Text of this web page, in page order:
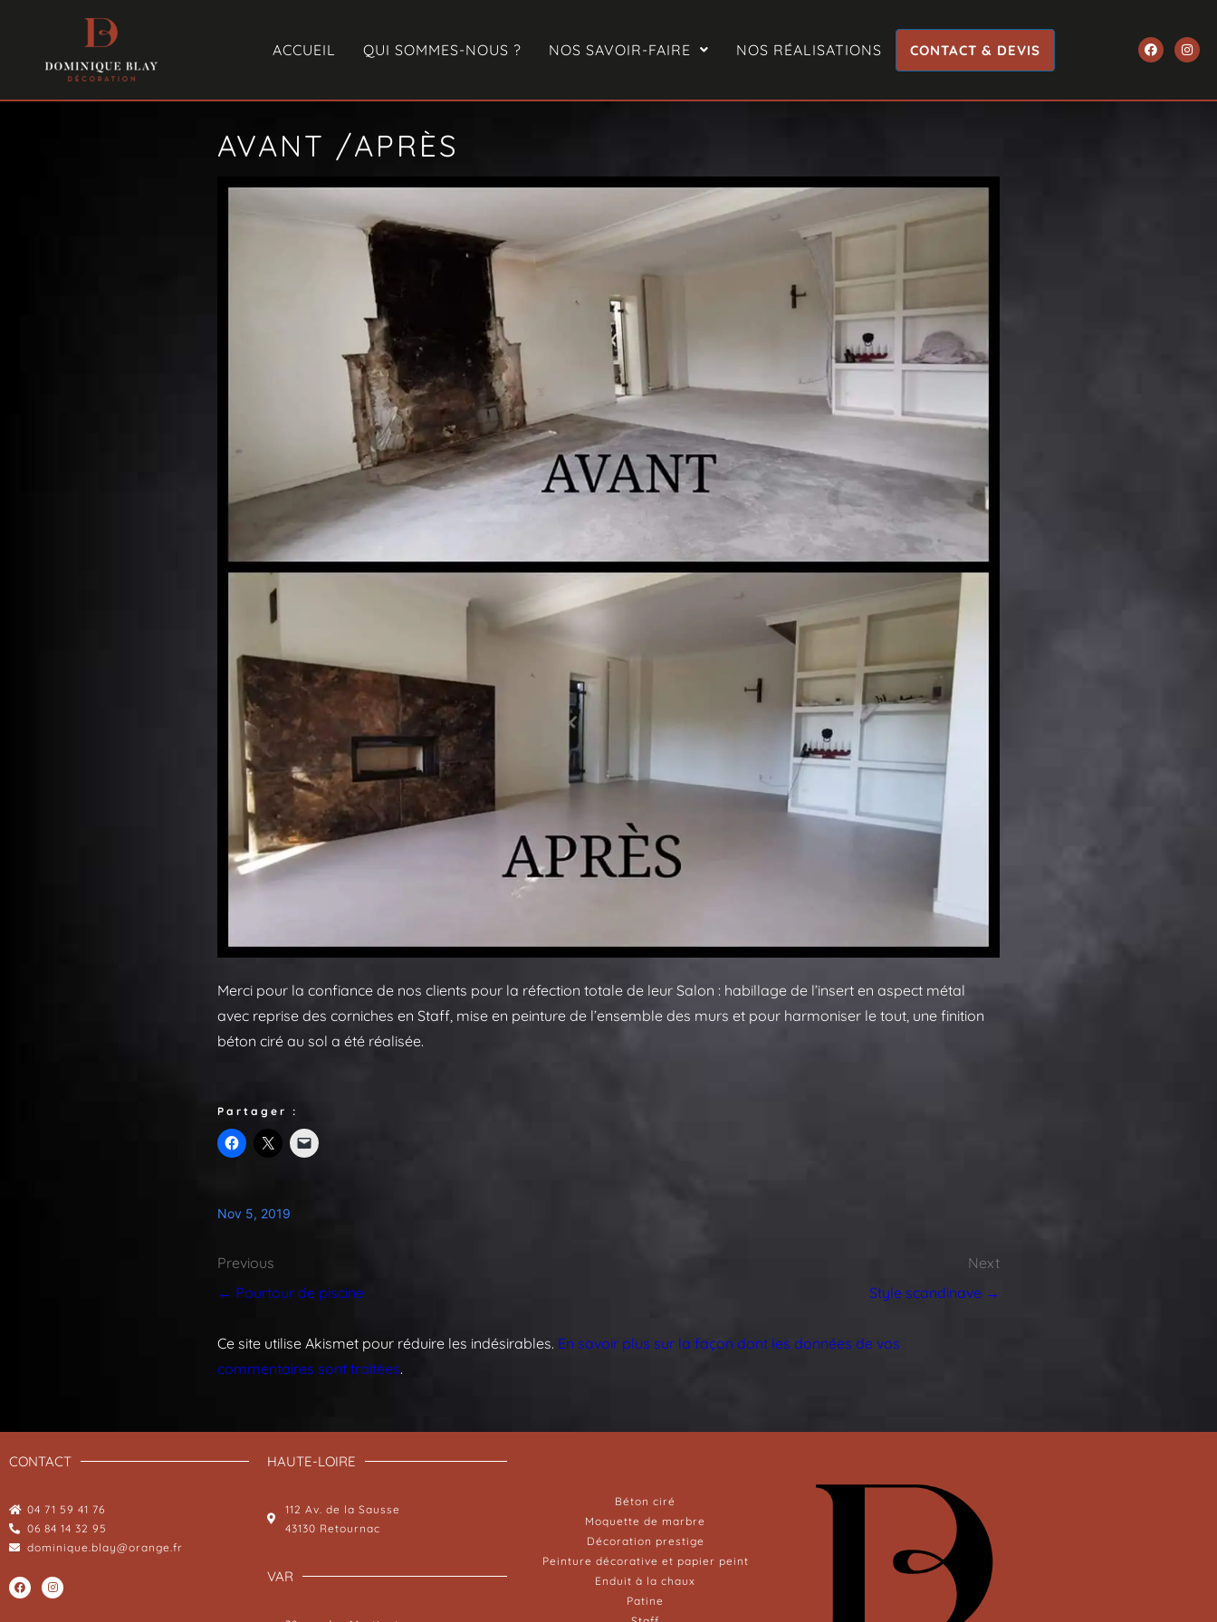
ACCUEIL QUI SOMMES-NOUS ? NOS SAVOIR-FAIRE NOS RÉALISATIONS CONTACT & DEVIS
AVANT /APRÈS
Merci pour la confiance de nos clients pour la réfection totale de leur Salon : habillage de l’insert en aspect métal
avec reprise des corniches en Staff, mise en peinture de l’ensemble des murs et pour harmoniser le tout, une finition
béton ciré au sol a été réalisée.
Partager :
Nov 5, 2019
Previous
← Pourtour de piscine
Next
Style scandinave →
Ce site utilise Akismet pour réduire les indésirables. En savoir plus sur la façon dont les données de vos
commentaires sont traitées.
CONTACT
04 71 59 41 76
06 84 14 32 95
dominique.blay@orange.fr
HAUTE-LOIRE
112 Av. de la Sausse
43130 Retournac
VAR
Béton ciré
Moquette de marbre
Décoration prestige
Peinture décorative et papier peint
Enduit à la chaux
Patine